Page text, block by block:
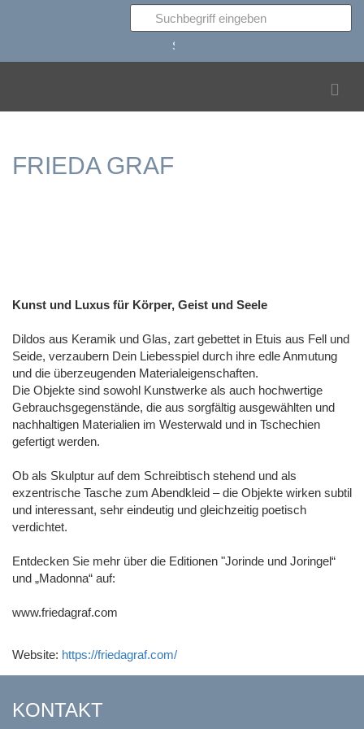
Suchen
FRIEDA GRAF
Kunst und Luxus für Körper, Geist und Seele
Dildos aus Keramik und Glas, zart gebettet in Etuis aus Fell und
Seide, verzaubern Dein Liebesspiel durch ihre edle Anmutung
und die überzeugenden Materialeigenschaften.
Die Objekte sind sowohl Kunstwerke als auch hochwertige
Gebrauchsgegenstände, die aus sorgfältig ausgewählten und
nachhaltigen Materialien im Westerwald und in Tschechien
gefertigt werden.
Ob als Skulptur auf dem Schreibtisch stehend und als
exzentrische Tasche zum Abendkleid – die Objekte wirken subtil
und interessant, sehr eindeutig und gleichzeitig poetisch
verdichtet.
Entdecken Sie mehr über die Editionen "Jorinde und Joringel“
und „Madonna“ auf:
www.friedagraf.com
Website: https://friedagraf.com/
KONTAKT